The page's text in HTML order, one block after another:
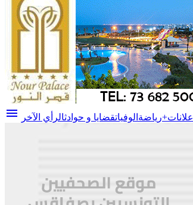
menu اعلانات+رياضة الوفياتقضايا و حوادثالرأي الآخر